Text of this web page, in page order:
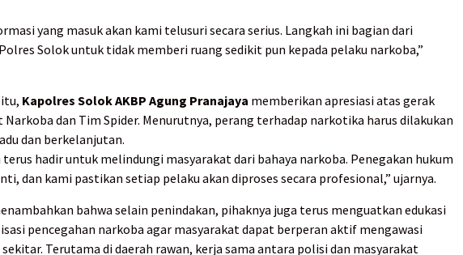
yang masuk akan kami telusuri secara serius. Langkah ini bagian dari
Solok untuk tidak memberi ruang sedikit pun kepada pelaku narkoba,”
Kapolres Solok AKBP Agung Pranajaya memberikan apresiasi atas gerak
Narkoba dan Tim Spider. Menurutnya, perang terhadap narkotika harus dilakukan
dan berkelanjutan.
terus hadir untuk melindungi masyarakat dari bahaya narkoba. Penegakan hukum
dan kami pastikan setiap pelaku akan diproses secara profesional,” ujarnya.
bahwa selain penindakan, pihaknya juga terus menguatkan edukasi
pencegahan narkoba agar masyarakat dapat berperan aktif mengawasi
Terutama di daerah rawan, kerja sama antara polisi dan masyarakat